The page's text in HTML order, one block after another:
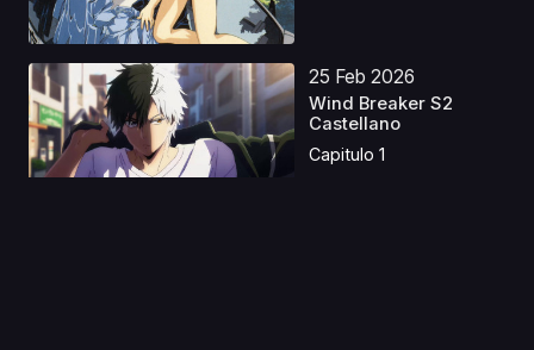
25 Feb 2026
Wind Breaker S2
Castellano
Capitulo 1